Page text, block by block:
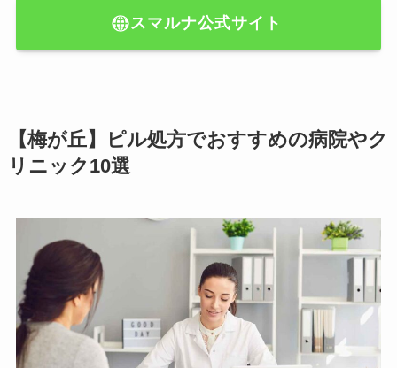
スマルナ公式サイト
【梅が丘】ピル処方でおすすめの病院やク
リニック10選